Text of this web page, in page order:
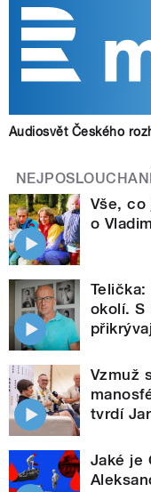
Audiosvět Českého
Vše,
o
okolí. S
Vzmuž
tvrdí
Jaké je